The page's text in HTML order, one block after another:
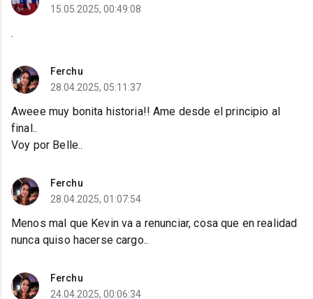
15.05.2025, 00:49:08
.
Ferchu
28.04.2025, 05:11:37
Aweee muy bonita historia!! Ame desde el principio al
final..
Voy por Belle..
Ferchu
28.04.2025, 01:07:54
Menos mal que Kevin va a renunciar, cosa que en realidad
nunca quiso hacerse cargo..
Ferchu
24.04.2025, 00:06:34